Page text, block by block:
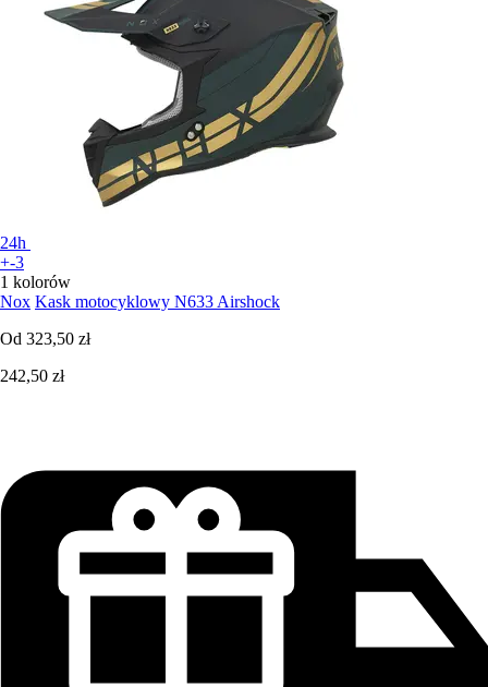
24h
+-3
1 kolorów
Nox Kask motocyklowy N633 Airshock
Od 323,50 zł
242,50 zł